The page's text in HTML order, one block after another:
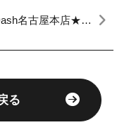
名古屋本店★自
る